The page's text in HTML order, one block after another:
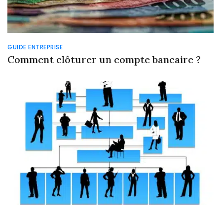
GUIDE ENTREPRISE
Comment clôturer un compte bancaire ?